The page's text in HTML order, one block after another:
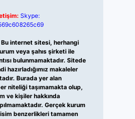
Skype:
Bu internet sitesi, herhangi
veya şahıs şirketi ile
bulunmamaktadır. Sitede
hazırladığımız makaleler
Burada yer alan
niteliği taşımamakta olup,
ve kişiler hakkında
Gerçek kurum
benzerlikleri tamamen